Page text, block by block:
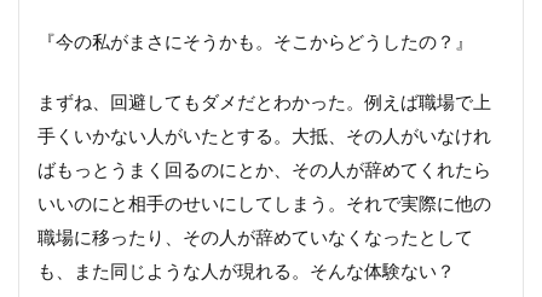
『今の私がまさにそうかも。そこからどうしたの？』
まずね、回避してもダメだとわかった。例えば職場で上
手くいかない人がいたとする。大抵、その人がいなけれ
ばもっとうまく回るのにとか、その人が辞めてくれたら
いいのにと相手のせいにしてしまう。それで実際に他の
職場に移ったり、その人が辞めていなくなったとして
も、また同じような人が現れる。そんな体験ない？